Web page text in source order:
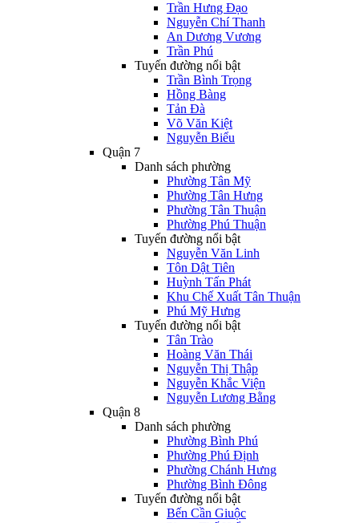
Trần Hưng Đạo
Nguyễn Chí Thanh
An Dương Vương
Trần Phú
Tuyến đường nổi bật
Trần Bình Trọng
Hồng Bàng
Tản Đà
Võ Văn Kiệt
Nguyễn Biểu
Quận 7
Danh sách phường
Phường Tân Mỹ
Phường Tân Hưng
Phường Tân Thuận
Phường Phú Thuận
Tuyến đường nổi bật
Nguyễn Văn Linh
Tôn Dật Tiên
Huỳnh Tấn Phát
Khu Chế Xuất Tân Thuận
Phú Mỹ Hưng
Tuyến đường nổi bật
Tân Trào
Hoàng Văn Thái
Nguyễn Thị Thập
Nguyễn Khắc Viện
Nguyễn Lương Bằng
Quận 8
Danh sách phường
Phường Bình Phú
Phường Phú Định
Phường Chánh Hưng
Phường Bình Đông
Tuyến đường nổi bật
Bến Cần Giuộc